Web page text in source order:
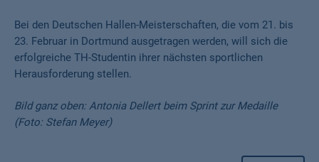
Bei den Deutschen Hallen-Meisterschaften, die vom 21. bis
23. Februar in Dortmund ausgetragen werden, will sich die
erfolgreiche TH-Studentin ihrer nächsten sportlichen
Herausforderung stellen.
Bild ganz oben: Antonia Dellert beim Sprint zur Medaille
(Foto: Stefan Meyer)